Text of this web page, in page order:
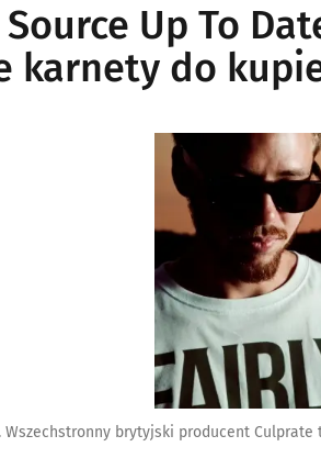
Up To
karnety do
Wszechstronny brytyjski producent